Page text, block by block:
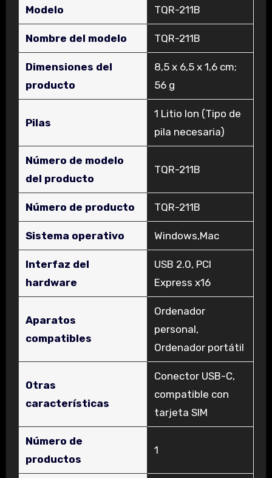
Modelo ‎TQR-211B
Nombre del modelo ‎TQR-211B
Dimensiones del
producto
‎8,5 x 6,5 x 1,6 cm;
56 g
Pilas
‎1 Litio Ion (Tipo de
pila necesaria)
Número de modelo
del producto
‎TQR-211B
Número de producto ‎TQR-211B
Sistema operativo ‎Windows,Mac
Interfaz del
hardware
‎USB 2.0, PCI
Express x16
Aparatos
compatibles
‎Ordenador
personal,
Ordenador portátil
Otras
características
‎Conector USB-C,
compatible con
tarjeta SIM
Número de
productos
‎1